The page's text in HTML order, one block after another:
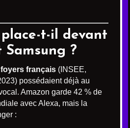
t-il devant
Samsung ?
foyers français (INSEE,
possédaient déjà au
Amazon garde 42 % de
avec Alexa, mais la
: